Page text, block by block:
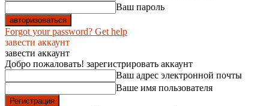
Ваш пароль
Forgot your password? Get help
завести аккаунт
завести аккаунт
Добро пожаловать! зарегистрировать аккаунт
Ваш адрес электронной почты
Ваше имя пользователя